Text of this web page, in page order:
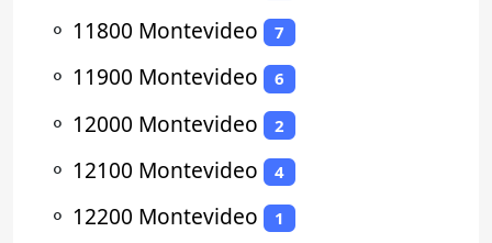
⚬ 11800 Montevideo 7
⚬ 11900 Montevideo 6
⚬ 12000 Montevideo 2
⚬ 12100 Montevideo 4
⚬ 12200 Montevideo 1